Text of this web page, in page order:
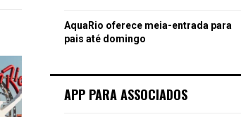
AquaRio oferece meia-entrada para
pais até domingo
APP PARA ASSOCIADOS